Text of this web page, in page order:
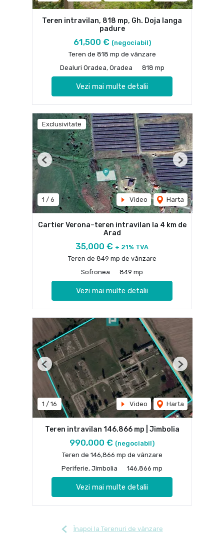
Teren intravilan, 818 mp, Gh. Doja langa
padure
61,500 € (negociabil)
Teren de 818 mp de vânzare
Dealuri Oradea, Oradea
818 mp
Vezi mai multe detalii
Exclusivitate
1 / 6 Video Harta
Previous Next
Cartier Verona–teren intravilan la 4 km de
Arad
35,000 € + 21% TVA
Teren de 849 mp de vânzare
Sofronea
849 mp
Vezi mai multe detalii
1 / 16 Video Harta
Previous Next
Teren intravilan 146.866 mp | Jimbolia
990,000 € (negociabil)
Teren de 146,866 mp de vânzare
Periferie, Jimbolia
146,866 mp
Vezi mai multe detalii
Înapoi la Terenuri de vânzare